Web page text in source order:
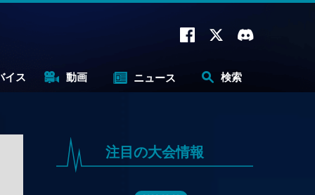
イス 動画 ニュース 検索
注目の大会情報